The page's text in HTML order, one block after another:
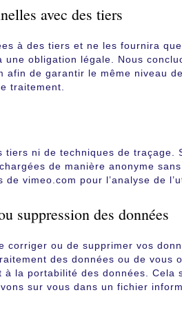
avec des tiers
à des tiers et ne les fournira
une obligation légale. Nous
afin de garantir le même niveau
traitement.
tiers ni de techniques de
de manière anonyme
vimeo.com pour l’analyse de
suppression des données
corriger ou de supprimer vos
des données ou de vous
la portabilité des données. Cela
sur vous dans un fichier